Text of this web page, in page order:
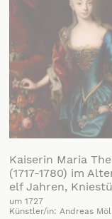
Kaiserin Maria
(1717-1780) im
elf Jahren,
um 1727
Künstler/in: Andreas